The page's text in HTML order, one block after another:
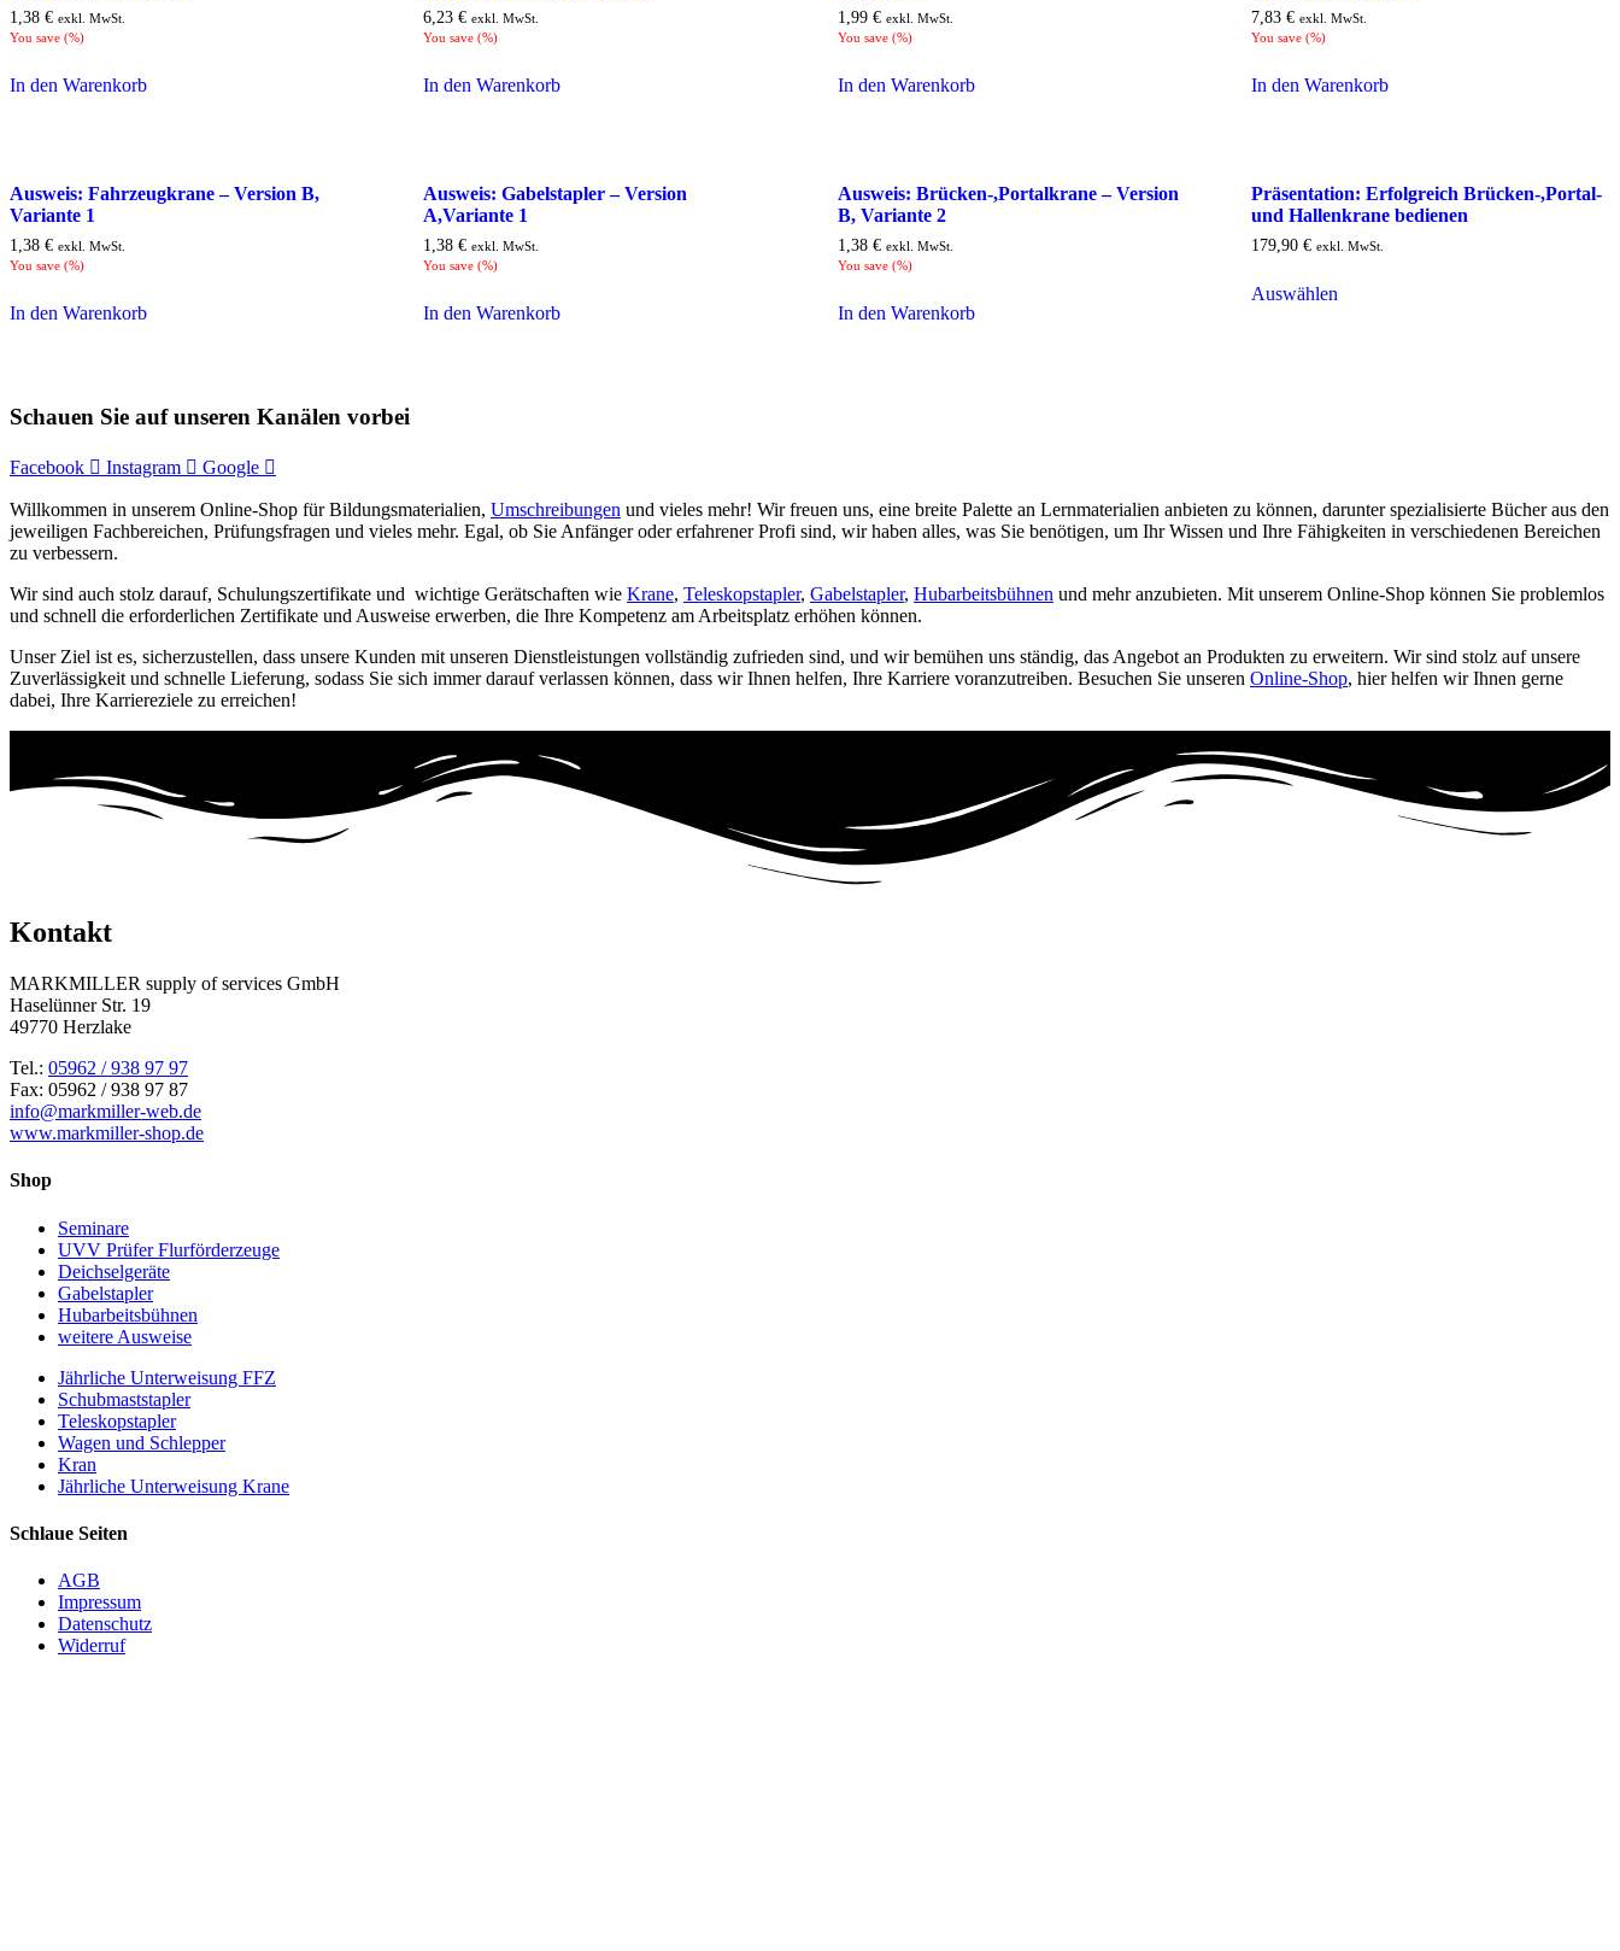
1,38 € exkl. MwSt.
You save (%)
In den Warenkorb
6,23€ exkl. MwSt.
You save(%)
In den Warenkorb
1,99 € exkl. MwSt.
You save (%)
In den Warenkorb
7,83 € exkl. MwSt.
You save (%)
In den Warenkorb
Ausweis: Fahrzeugkrane – Version B,
Variante 1
1,38 € exkl. MwSt.
You save (%)
In den Warenkorb
Ausweis: Gabelstapler – Version
A,Variante 1
1,38€ exkl. MwSt.
You save(%)
In den Warenkorb
Ausweis: Brücken-,Portalkrane – Version
B, Variante 2
1,38 € exkl. MwSt.
You save (%)
In den Warenkorb
Präsentation: Erfolgreich Brücken-,Portal-
und Hallenkrane bedienen
179,90 € exkl. MwSt.
Auswählen
Schauen Sie auf unseren Kanälen vorbei
Facebook Instagram Google
Willkommen in unserem Online-Shop für Bildungsmaterialien, Umschreibungen und vieles mehr! Wir freuen uns, eine breite Palette an Lernmaterialien anbieten zu können, darunter spezialisierte Bücher aus den
jeweiligen Fachbereichen, Prüfungsfragen und vieles mehr. Egal, ob Sie Anfänger oder erfahrener Profi sind, wir haben alles, was Sie benötigen, um Ihr Wissen und Ihre Fähigkeiten in verschiedenen Bereichen
zu verbessern.
Wir sind auch stolz darauf, Schulungszertifikate und wichtige Gerätschaften wie Krane, Teleskopstapler, Gabelstapler, Hubarbeitsbühnen und mehr anzubieten. Mit unserem Online-Shop können Sie problemlos
und schnell die erforderlichen Zertifikate und Ausweise erwerben, die Ihre Kompetenz am Arbeitsplatz erhöhen können.
Unser Ziel ist es, sicherzustellen, dass unsere Kunden mit unseren Dienstleistungen vollständig zufrieden sind, und wir bemühen uns ständig, das Angebot an Produkten zu erweitern. Wir sind stolz auf unsere
Zuverlässigkeit und schnelle Lieferung, sodass Sie sich immer darauf verlassen können, dass wir Ihnen helfen, Ihre Karriere voranzutreiben. Besuchen Sie unseren Online-Shop, hier helfen wir Ihnen gerne
dabei, Ihre Karriereziele zu erreichen!
Kontakt
MARKMILLER supply of services GmbH
Haselünner Str. 19
49770 Herzlake
Tel.: 05962 / 938 97 97
Fax: 05962 / 938 97 87
info@markmiller-web.de
www.markmiller-shop.de
Shop
Seminare
UVV Prüfer Flurförderzeuge
Deichselgeräte
Gabelstapler
Hubarbeitsbühnen
weitere Ausweise
Jährliche Unterweisung FFZ
Schubmaststapler
Teleskopstapler
Wagen und Schlepper
Kran
Jährliche Unterweisung Krane
Schlaue Seiten
AGB
Impressum
Datenschutz
Widerruf